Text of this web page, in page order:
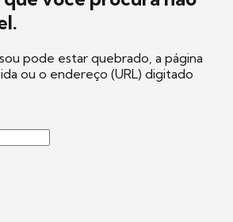
pode estar quebrado, a página
ou o endereço (URL) digitado